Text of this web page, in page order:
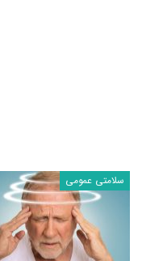
سلامتی عمومی